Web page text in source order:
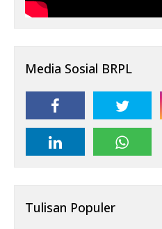
Media Sosial BRPL
Tulisan Populer